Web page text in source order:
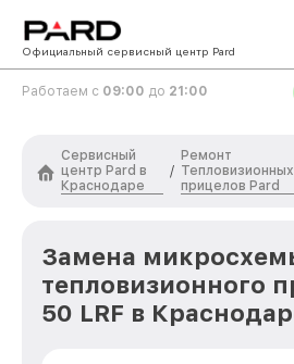
Официальный сервисный центр Pard
Работаем с 09:00 до 21:00
Сервисный
центр Pard в
Краснодаре
/
Ремонт
Тепловизионных
прицелов Pard
Замена
тепловизионного
50 LRF в